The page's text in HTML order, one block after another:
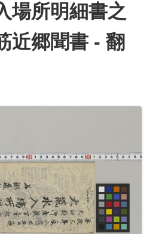
所明細書之
郷聞書 - 翻